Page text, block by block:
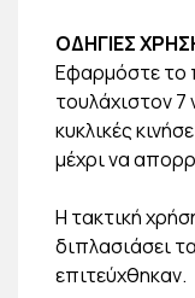
ΟΔΗΓΙΕΣ
Εφαρμόστε το
τουλάχιστον 7
κυκλικές
μέχρι να
Η τακτική
διπλασιάσει
επιτεύχθηκαν.